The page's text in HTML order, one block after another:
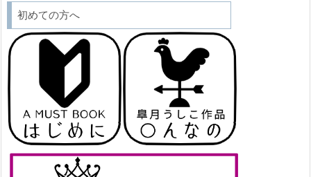
初めての方へ